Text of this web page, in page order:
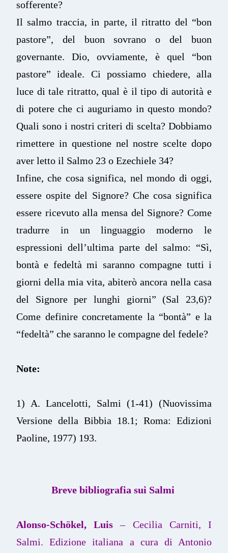
sofferente?
Il salmo traccia, in parte, il ritratto del “bon
pastore”, del buon sovrano o del buon
governante. Dio, ovviamente, è quel “bon
pastore” ideale. Ci possiamo chiedere, alla
luce di tale ritratto, qual è il tipo di autorità e
di potere che ci auguriamo in questo mondo?
Quali sono i nostri criteri di scelta? Dobbiamo
rimettere in questione nel nostre scelte dopo
aver letto il Salmo 23 o Ezechiele 34?
Infine, che cosa significa, nel mondo di oggi,
essere ospite del Signore? Che cosa significa
essere ricevuto alla mensa del Signore? Come
tradurre in un linguaggio moderno le
espressioni dell’ultima parte del salmo: “Sì,
bontà e fedeltà mi saranno compagne tutti i
giorni della mia vita, abiterò ancora nella casa
del Signore per lunghi giorni” (Sal 23,6)?
Come definire concretamente la “bontà” e la
“fedeltà” che saranno le compagne del fedele?
Note:
1) A. Lancelotti, Salmi (1-41) (Nuovissima
Versione della Bibbia 18.1; Roma: Edizioni
Paoline, 1977) 193.
Breve bibliografia sui Salmi
Alonso-Schökel, Luis – Cecilia Carniti, I
Salmi. Edizione italiana a cura di Antonio